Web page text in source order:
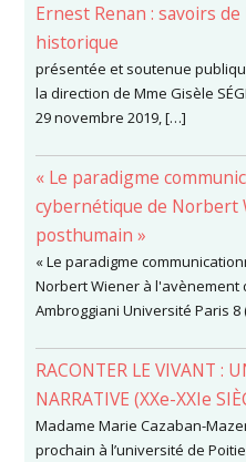
Ernest Renan : savoirs
historique
présentée et soutenue
la direction de Mme Gisèle
29 novembre 2019, […]
« Le paradigme
cybernétique de Norbert
posthumain »
« Le paradigme
Norbert Wiener à l'avènement
Ambroggiani Université Paris 8
RACONTER LE VIVANT :
NARRATIVE (XXe-XXIe
Madame Marie Cazaban-
prochain à l’université de